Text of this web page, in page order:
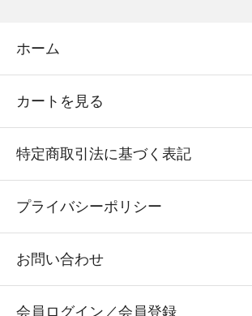
ホーム
カートを見る
特定商取引法に基づく表記
プライバシーポリシー
お問い合わせ
会員ログイン／会員登録